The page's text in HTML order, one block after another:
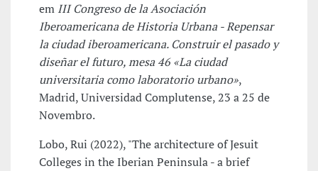
em III Congreso de la Asociación
Iberoamericana de Historia Urbana - Repensar
la ciudad iberoamericana. Construir el pasado y
diseñar el futuro, mesa 46 «La ciudad
universitaria como laboratorio urbano»,
Madrid, Universidad Complutense, 23 a 25 de
Novembro.
Lobo, Rui (2022), "The architecture of Jesuit
Colleges in the Iberian Peninsula - a brief